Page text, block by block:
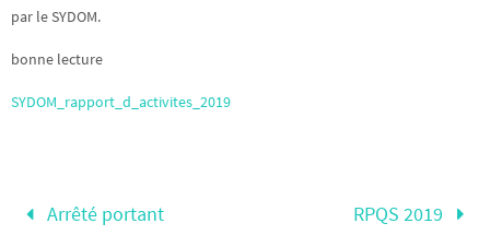
par le SYDOM.
bonne lecture
SYDOM_rapport_d_activites_2019
Arrêté portant
RPQS 2019